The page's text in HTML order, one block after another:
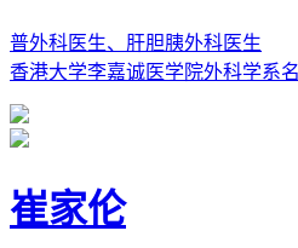
普外科医生、肝胆胰外科医生
香港大学李嘉诚医学院外科学系
崔家伦